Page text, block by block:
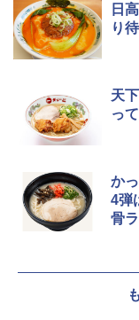
5
4
5
日
り
天
っ
か
4弾
骨